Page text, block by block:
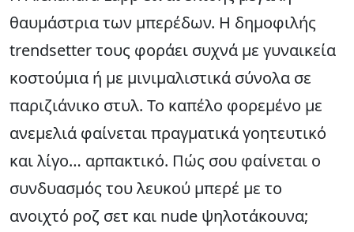
θαυμάστρια των μπερέδων. Η δημοφιλής
trendsetter τους φοράει συχνά με γυναικεία
κοστούμια ή με μινιμαλιστικά σύνολα σε
παριζιάνικο στυλ. Το καπέλο φορεμένο με
ανεμελιά φαίνεται πραγματικά γοητευτικό
και λίγο… αρπακτικό. Πώς σου φαίνεται ο
συνδυασμός του λευκού μπερέ με το
ανοιχτό ροζ σετ και nude ψηλοτάκουνα;